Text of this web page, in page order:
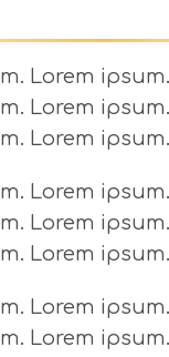
Lorem
Lorem
Lorem
Lorem
Lorem
Lorem
Lorem
Lorem